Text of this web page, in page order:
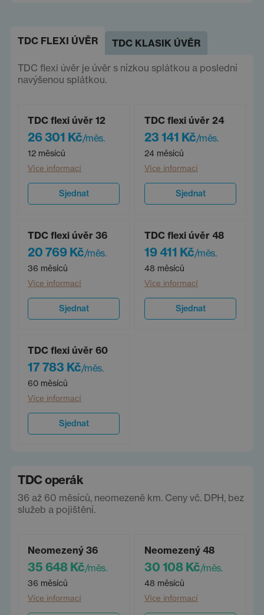
TDC FLEXI ÚVĚR TDC KLASIK ÚVĚR
TDC flexi úvěr je úvěr s nízkou splátkou a poslední
navýšenou splátkou.
TDC flexi úvěr 12
26 301 Kč/měs.
12 měsíců
Více informací
Sjednat
TDC flexi úvěr 24
23 141 Kč/měs.
24 měsíců
Více informací
Sjednat
TDC flexi úvěr 36
20 769 Kč/měs.
36 měsíců
Více informací
Sjednat
TDC flexi úvěr 48
19 411 Kč/měs.
48 měsíců
Více informací
Sjednat
TDC flexi úvěr 60
17 783 Kč/měs.
60 měsíců
Více informací
Sjednat
TDC operák
36 až 60 měsíců, neomezeně km. Ceny vč. DPH, bez
služeb a pojištění.
Neomezený 36
35 648 Kč/měs.
36 měsíců
Více informací
Neomezený 48
30 108 Kč/měs.
48 měsíců
Více informací